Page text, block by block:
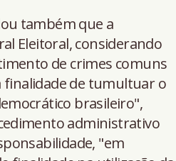
também que a
Eleitoral, considerando
de crimes comuns
finalidade de tumultuar o
brasileiro",
administrativo
"em